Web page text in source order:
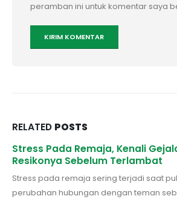
peramban ini untuk komentar saya
RELATED POSTS
Stress Pada Remaja, Kenali
Resikonya Sebelum Terlambat
Stress pada remaja sering terjadi saat
perubahan hubungan dengan teman